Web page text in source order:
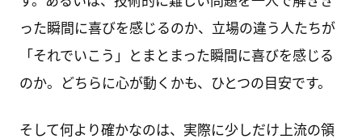
った瞬間に喜びを感じるのか、立場の違う人たちが
「それでいこう」とまとまった瞬間に喜びを感じる
のか。どちらに心が動くかも、ひとつの目安です。
そして何より確かなのは、実際に少しだけ上流の領